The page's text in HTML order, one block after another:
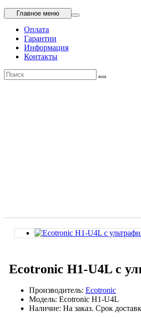
Главное меню
Оплата
Гарантии
Информация
Контакты
Ecotronic H1-U4L с
Производитель: Ecotronic
Модель: Ecotronic H1-U4L
Наличие: На заказ. Срок